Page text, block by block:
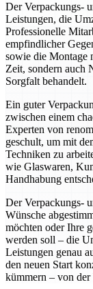
Der Verpackungs-
Leistungen, die
Professionelle
empfindlicher
sowie die Montage
Zeit, sondern auch
Sorgfalt behandelt.
Ein guter
zwischen einem
Experten von
geschult, um mit
Techniken zu
wie Glaswaren,
Handhabung
Der Verpackungs-
Wünsche
möchten oder Ihre
werden soll – die
Leistungen genau
den neuen Start
kümmern – von